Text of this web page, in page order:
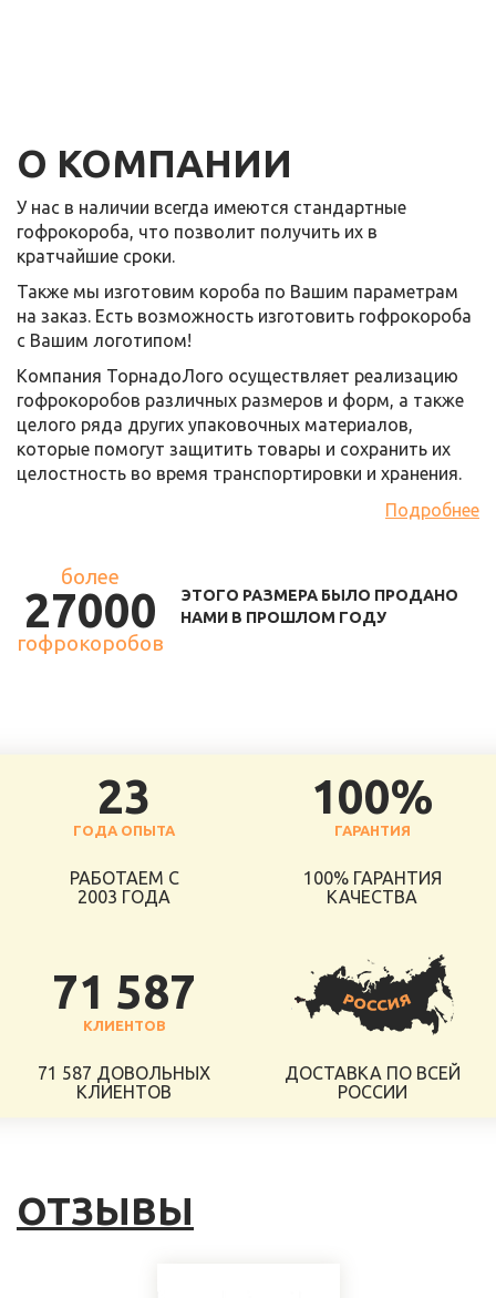
О КОМПАНИИ
У нас в наличии всегда имеются стандартные
гофрокороба, что позволит получить их в
кратчайшие сроки.
Также мы изготовим короба по Вашим параметрам
на заказ. Есть возможность изготовить гофрокороба
с Вашим логотипом!
Компания ТорнадоЛого осуществляет реализацию
гофрокоробов различных размеров и форм, а также
целого ряда других упаковочных материалов,
которые помогут защитить товары и сохранить их
целостность во время транспортировки и хранения.
Подробнее
более
27000
гофрокоробов
ЭТОГО РАЗМЕРА БЫЛО ПРОДАНО
НАМИ В ПРОШЛОМ ГОДУ
23
ГОДА ОПЫТА
РАБОТАЕМ С
2003 ГОДА
100%
ГАРАНТИЯ
100% ГАРАНТИЯ
КАЧЕСТВА
71 587
КЛИЕНТОВ
71 587 ДОВОЛЬНЫХ
КЛИЕНТОВ
ДОСТАВКА ПО ВСЕЙ
РОССИИ
ОТЗЫВЫ